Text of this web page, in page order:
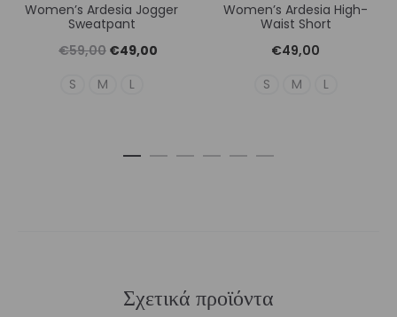
Women’s Ardesia Jogger
Sweatpant
€59,00 Original
price
€49,00
€49,00.
S M L
Women’s Ardesia High-
Waist Short
€49,00
S
M L
Σχετικά προϊόντα